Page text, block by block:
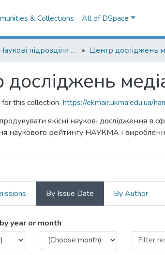
& Collections All of DSpace
009. Наукові підрозділи НаУКМА
this collection https://ekmair.ukma.edu.ua/
якісні наукові дослідження в
наукового рейтингу НАУКМА і
By Issue Date By Author
досліджень
year or month